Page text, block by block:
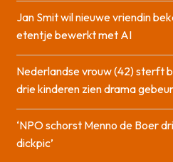
Jan Smit wil nieuwe vriendin
etentje bewerkt met AI
Nederlandse vrouw (42) sterft
drie kinderen zien drama
‘NPO schorst Menno de Boer
dickpic’